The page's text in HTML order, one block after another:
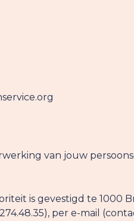
van jouw
is gevestigd te 1000
per e-mail